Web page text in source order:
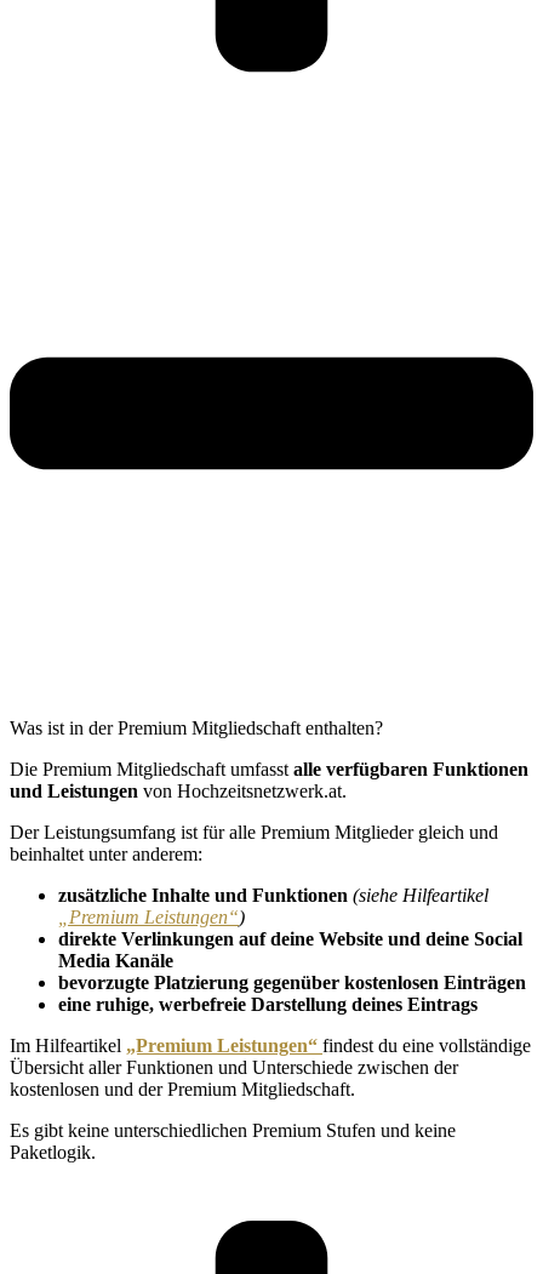
Was ist in der Premium Mitgliedschaft enthalten?
Die Premium Mitgliedschaft umfasst alle verfügbaren Funktionen
und Leistungen von Hochzeitsnetzwerk.at.
Der Leistungsumfang ist für alle Premium Mitglieder gleich und
beinhaltet unter anderem:
zusätzliche Inhalte und Funktionen (siehe Hilfeartikel
„Premium Leistungen“)
direkte Verlinkungen auf deine Website und deine Social
Media Kanäle
bevorzugte Platzierung gegenüber kostenlosen Einträgen
eine ruhige, werbefreie Darstellung deines Eintrags
Im Hilfeartikel „Premium Leistungen“ findest du eine vollständige
Übersicht aller Funktionen und Unterschiede zwischen der
kostenlosen und der Premium Mitgliedschaft.
Es gibt keine unterschiedlichen Premium Stufen und keine
Paketlogik.